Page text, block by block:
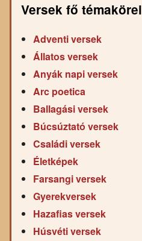
Versek fő témakörei
Adventi versek
Állatos versek
Anyák napi versek
Arc poetica
Ballagási versek
Búcsúztató versek
Családi versek
Életképek
Farsangi versek
Gyerekversek
Hazafias versek
Húsvéti versek